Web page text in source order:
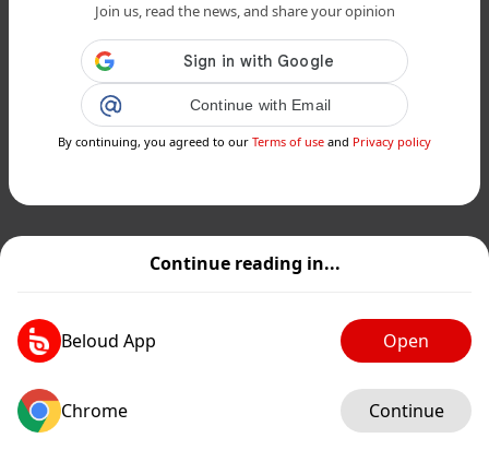
Continue reading in...
Beloud App Open
Chrome Continue
Join us, read the news, and share your opinion
Continue with Email
By continuing, you agreed to our Terms of use and Privacy policy